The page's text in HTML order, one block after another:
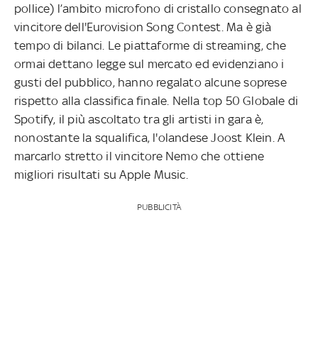
pollice) l’ambito microfono di cristallo consegnato al
vincitore dell'Eurovision Song Contest. Ma è già
tempo di bilanci. Le piattaforme di streaming, che
ormai dettano legge sul mercato ed evidenziano i
gusti del pubblico, hanno regalato alcune soprese
rispetto alla classifica finale. Nella top 50 Globale di
Spotify, il più ascoltato tra gli artisti in gara è,
nonostante la squalifica, l'olandese Joost Klein. A
marcarlo stretto il vincitore Nemo che ottiene
migliori risultati su Apple Music.
PUBBLICITÀ